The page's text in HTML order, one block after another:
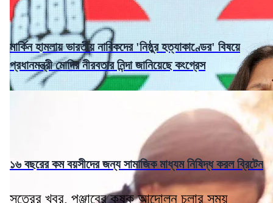
মার্কিন হামলায় ভারতীয় নাবিকদের 'নিষ্ঠুর হত্যাকাণ্ডের' বিষয়ে
প্রধানমন্ত্রী মোদির নীরবতার নিন্দা জানিয়েছে কংগ্রেস
১৬ বছরের কম বয়সীদের জন্য সামাজিক মাধ্যম নিষিদ্ধ করল ব্রিটেন
সূত্রের খবর, পঞ্জাবের কৃষক আন্দোলন চলার সময়